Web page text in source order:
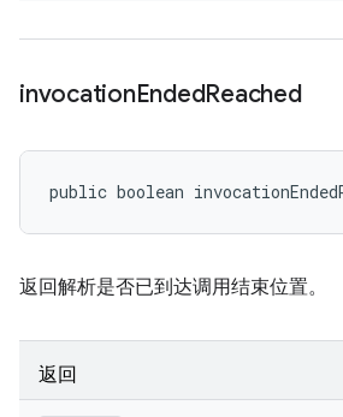
invocationEndedReached
public boolean
返回解析是否已到达调用结束位置。
返回